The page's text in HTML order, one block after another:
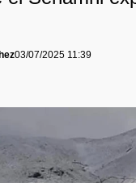
03/07/2025 11:39